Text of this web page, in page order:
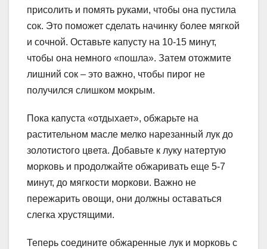
присолить и помять руками, чтобы она пустила
сок. Это поможет сделать начинку более мягкой
и сочной. Оставьте капусту на 10-15 минут,
чтобы она немного «пошла». Затем отожмите
лишний сок – это важно, чтобы пирог не
получился слишком мокрым.
Пока капуста «отдыхает», обжарьте на
растительном масле мелко нарезанный лук до
золотистого цвета. Добавьте к луку натертую
морковь и продолжайте обжаривать еще 5-7
минут, до мягкости моркови. Важно не
пережарить овощи, они должны оставаться
слегка хрустящими.
Теперь соедините обжаренные лук и морковь с